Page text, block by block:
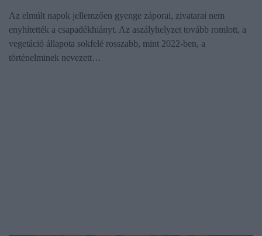
Az elmúlt napok jellemzően gyenge záporai, zivatarai nem
enyhítették a csapadékhiányt. Az aszályhelyzet tovább romlott, a
vegetáció állapota sokfelé rosszabb, mint 2022-ben, a
történelminek nevezett…